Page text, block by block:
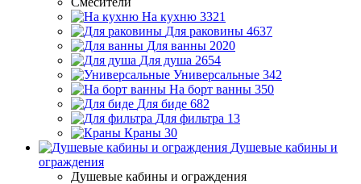
На кухню 3321
Для раковины 4637
Для ванны 2020
Для душа 2654
Универсальные 342
На борт ванны 350
Для биде 682
Для фильтра 13
Краны 30
Душевые кабины и
ограждения
Душевые кабины и ограждения